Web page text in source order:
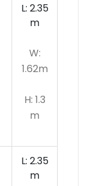
L: 2.35
m
W:
1.62m
H: 1.3
m
L: 2.35
m